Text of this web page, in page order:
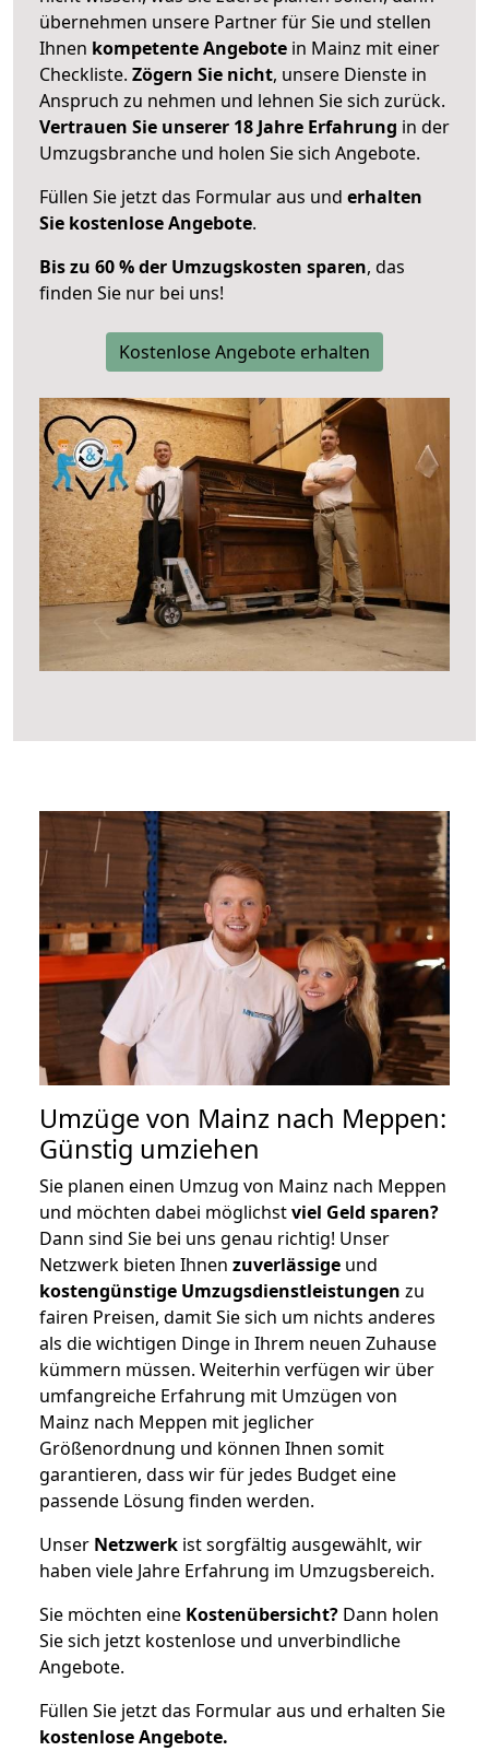
übernehmen unsere Partner für Sie und stellen
Ihnen kompetente Angebote in Mainz mit einer
Checkliste. Zögern Sie nicht, unsere Dienste in
Anspruch zu nehmen und lehnen Sie sich zurück.
Vertrauen Sie unserer 18 Jahre Erfahrung in der
Umzugsbranche und holen Sie sich Angebote.
Füllen Sie jetzt das Formular aus und erhalten
Sie kostenlose Angebote.
Bis zu 60 % der Umzugskosten sparen, das
finden Sie nur bei uns!
Kostenlose Angebote erhalten
Umzüge von Mainz nach Meppen:
Günstig umziehen
Sie planen einen Umzug von Mainz nach Meppen
und möchten dabei möglichstviel Geld sparen?
Dann sind Sie bei uns genau richtig! Unser
Netzwerk bieten Ihnen zuverlässige und
kostengünstige Umzugsdienstleistungen zu
fairen Preisen, damit Sie sich um nichts anderes
als die wichtigen Dinge in Ihrem neuen Zuhause
kümmern müssen. Weiterhin verfügen wir über
umfangreiche Erfahrung mit Umzügen von
Mainz nach Meppen mit jeglicher
Größenordnung und können Ihnen somit
garantieren, dass wir für jedes Budget eine
passende Lösung finden werden.
Unser Netzwerk ist sorgfältig ausgewählt, wir
haben viele Jahre Erfahrung im Umzugsbereich.
Sie möchten eine Kostenübersicht? Dann holen
Sie sich jetzt kostenlose und unverbindliche
Angebote.
Füllen Sie jetzt das Formular aus und erhalten Sie
kostenloseAngebote.